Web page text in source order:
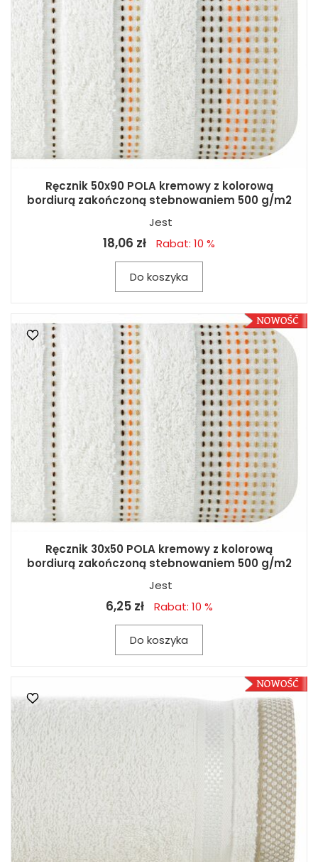
Ręcznik 50x90 POLA kremowy z kolorową
bordiurą zakończoną stebnowaniem 500 g/m2
Jest
18,06 zł Rabat: 10 %
Do koszyka
Ręcznik 30x50 POLA kremowy z kolorową
bordiurą zakończoną stebnowaniem 500 g/m2
Jest
6,25 zł Rabat: 10 %
Do koszyka